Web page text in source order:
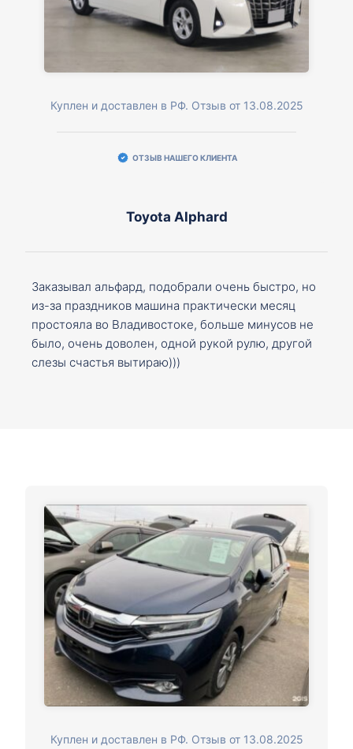
Куплен и доставлен в РФ. Отзыв от 13.08.2025
ОТЗЫВ НАШЕГО КЛИЕНТА
Toyota Alphard
Заказывал альфард, подобрали очень быстро, но
из-за праздников машина практически месяц
простояла во Владивостоке, больше минусов не
было, очень доволен, одной рукой рулю, другой
слезы счастья вытираю)))
Куплен и доставлен в РФ. Отзыв от 13.08.2025